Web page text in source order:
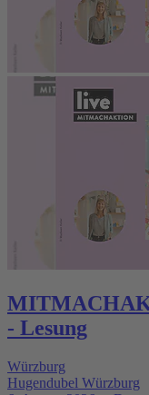
- Lesung
Würzburg
Hugendubel Würzburg